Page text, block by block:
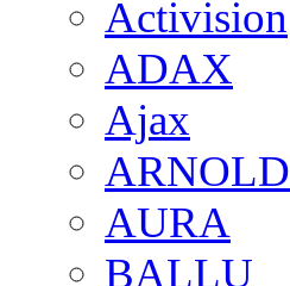
Activision
ADAX
Ajax
AURA
BALLU